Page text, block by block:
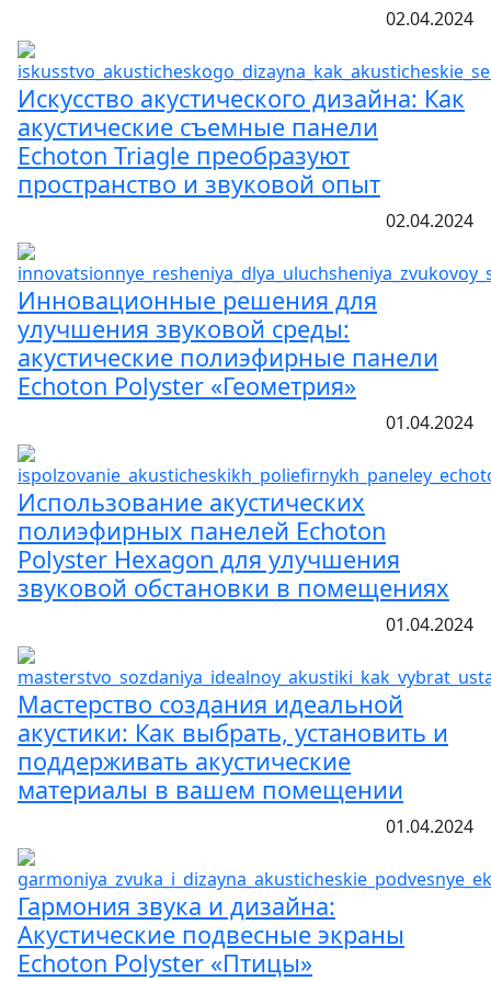
02.04.2024
Искусство акустического дизайна: Как
акустические съемные панели
Echoton Triagle преобразуют
пространство и звуковой опыт
02.04.2024
Инновационные решения для
улучшения звуковой среды:
акустические полиэфирные панели
Echoton Polyster «Геометрия»
01.04.2024
Использование акустических
полиэфирных панелей Echoton
Polyster Hexagon для улучшения
звуковой обстановки в помещениях
01.04.2024
Мастерство создания идеальной
акустики: Как выбрать, установить и
поддерживать акустические
материалы в вашем помещении
01.04.2024
Гармония звука и дизайна:
Акустические подвесные экраны
Echoton Polyster «Птицы»